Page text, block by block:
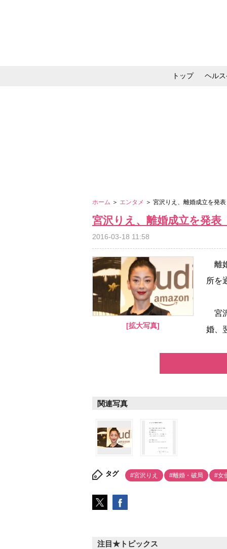
トップ ヘル
ホーム ＞ エンタメ ＞ 宮沢りえ、離婚成立を発
宮沢りえ、離婚成立を発
2016-03-18 11:58
[拡大写真]
離
所を
宮
婚、
関連写真
タグ #宮沢りえ #離婚・破局 #女
注目★トピックス